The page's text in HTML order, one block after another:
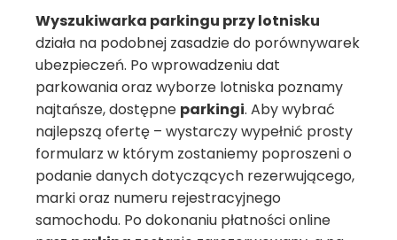
Wyszukiwarka parkingu przy lotnisku
działa na podobnej zasadzie do porównywarek
ubezpieczeń. Po wprowadzeniu dat
parkowania oraz wyborze lotniska poznamy
najtańsze, dostępne parkingi. Aby wybrać
najlepszą ofertę – wystarczy wypełnić prosty
formularz w którym zostaniemy poproszeni o
podanie danych dotyczących rezerwującego,
marki oraz numeru rejestracyjnego
samochodu. Po dokonaniu płatności online